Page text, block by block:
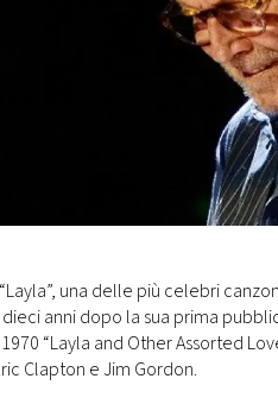
una delle più celebri
anni dopo la sua prima
“Layla and Other Assorted
Clapton e Jim Gordon.